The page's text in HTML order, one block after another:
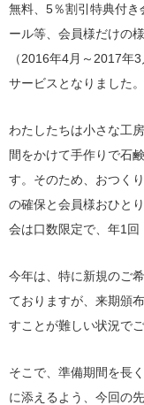
無料、5％割引特典付
ール等、会員様だけの
（2016年4月～2017年
サービスとなりました。
わたしたちは小さな工
間をかけて手作りで石
す。そのため、おつく
の確保と会員様おひと
会は口数限定で、年1回
今年は、特に新規のご
ておりますが、来期頒
すことが難しい状況でご
そこで、準備期間を長
に添えるよう、今回の